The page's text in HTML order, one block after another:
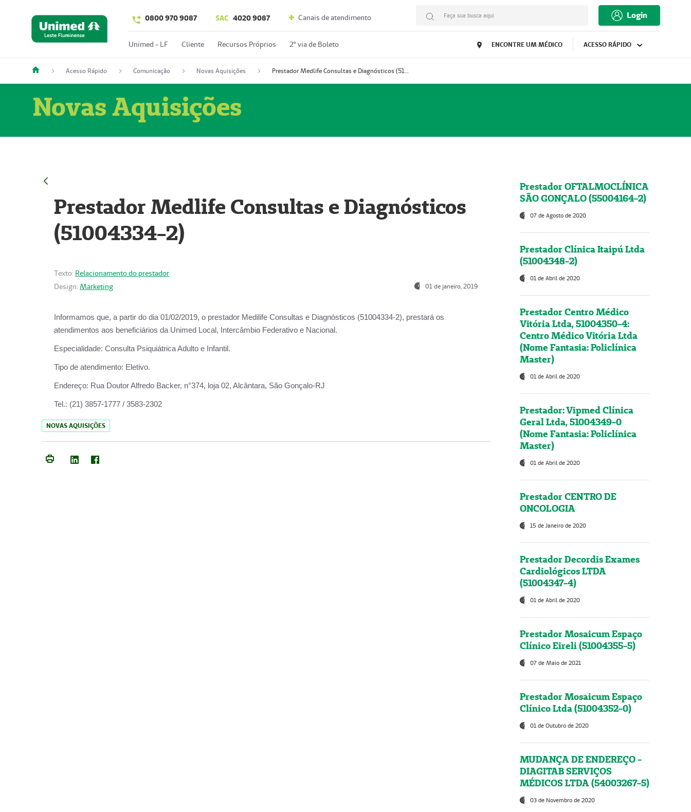
0800 970 9087 SAC 4020 9087 Canais de atendimento Faça sua busca aqui Login
Unimed - LF Cliente Recursos Próprios 2º via de Boleto ENCONTRE UM MÉDICO ACESSO RÁPIDO
Acesso Rápido Comunicação Novas Aquisições Prestador Medlife Consultas e Diagnósticos (51004334-2)
Novas Aquisições
Prestador Medlife Consultas e Diagnósticos
(51004334-2)
Texto: Relacionamento do prestador
Design: Marketing 01 de janeiro, 2019
Informamos que, a partir do dia 01/02/2019, o prestador Medilife Consultas e Diagnósticos (51004334-2), prestará os
atendimentos aos beneficiários da Unimed Local, Intercâmbio Federativo e Nacional.
Especialidade: Consulta Psiquiátrica Adulto e Infantil.
Tipo de atendimento: Eletivo.
Endereço: Rua Doutor Alfredo Backer, n°374, loja 02, Alcântara, São Gonçalo-RJ
Tel.: (21) 3857-1777 / 3583-2302
NOVAS AQUISIÇÕES
Prestador OFTALMOCLÍNICA
SÃO GONÇALO (55004164-2)
07 de Agosto de 2020
Prestador Clínica Itaipú Ltda
(51004348-2)
01 de Abril de 2020
Prestador Centro Médico
Vitória Ltda, 51004350-4:
Centro Médico Vitória Ltda
(Nome Fantasia: Policlínica
Master)
01 de Abril de 2020
Prestador: Vipmed Clínica
Geral Ltda, 51004349-0
(Nome Fantasia: Policlínica
Master)
01 de Abril de 2020
Prestador CENTRO DE
ONCOLOGIA
15 de Janeiro de 2020
Prestador Decordis Exames
Cardiológicos LTDA
(51004347-4)
01 de Abril de 2020
Prestador Mosaicum Espaço
Clínico Eireli (51004355-5)
07 de Maio de 2021
Prestador Mosaicum Espaço
Clínico Ltda (51004352-0)
01 de Outubro de 2020
MUDANÇA DE ENDEREÇO -
DIAGITAB SERVIÇOS
MÉDICOS LTDA (54003267-5)
03 de Novembro de 2020